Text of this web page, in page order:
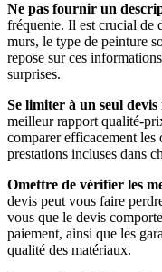
Ne pas fournir un
fréquente. Il est crucial de
murs, le type de peinture
repose sur ces
surprises.
Se limiter à un seul devis
meilleur rapport qualité-
comparer efficacement
prestations incluses dans
Omettre de vérifier les
devis peut vous faire
vous que le devis
paiement, ainsi que les
qualité des matériaux.